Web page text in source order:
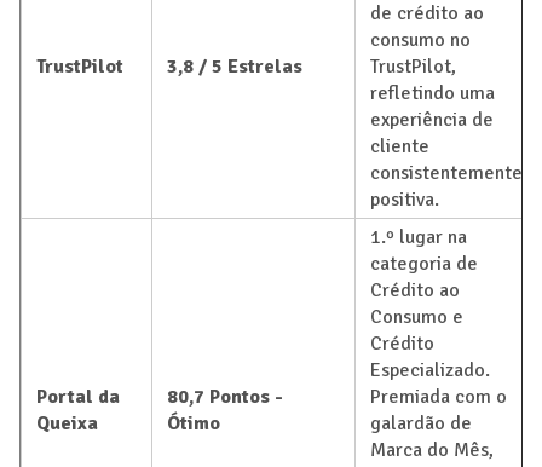
TrustPilot 3,8 / 5 Estrelas
de crédito ao
consumo no
TrustPilot,
refletindo uma
experiência de
cliente
consistentemente
positiva.
Portal da
Queixa
80,7 Pontos -
Ótimo
1.º lugar na
categoria de
Crédito ao
Consumo e
Crédito
Especializado.
Premiada com o
galardão de
Marca do Mês,